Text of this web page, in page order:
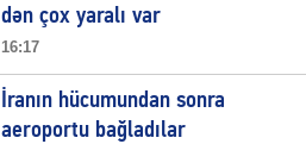
dən çox yaralı var
16:17
İranın hücumundan sonra
aeroportu bağladılar